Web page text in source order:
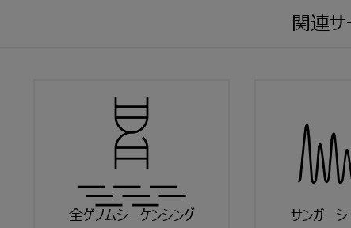
関連サ
全ゲノムシーケンシング サンガー